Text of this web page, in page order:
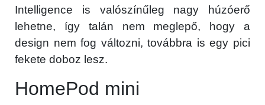
Intelligence is valószínűleg nagy húzóerő
lehetne, így talán nem meglepő, hogy a
design nem fog változni, továbbra is egy pici
fekete doboz lesz.
HomePod mini